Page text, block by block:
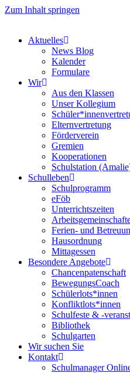
Zum Inhalt springen
Aktuelles
News Blog
Kalender
Formulare
Wir
Aus den Klassen
Unser Kollegium
Elternvertretung
Förderverein
Gremien
Kooperationen
Schulstation
Schulleben
Schulprogramm
eFöb
Unterrichtszeiten
Ferien- und
Hausordnung
Mittagessen
Besondere Angebote
Chancenpatenschaft
BewegungsCoach
Schülerlots*innen
Konfliktlots*innen
Schulfeste & -
Bibliothek
Schulgarten
Wir suchen Sie
Kontakt
Schulmanager